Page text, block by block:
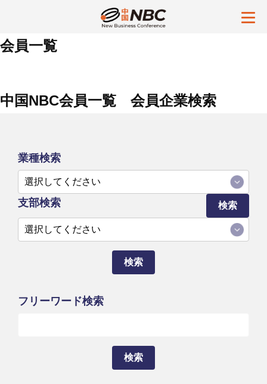
会員一覧
中国NBC会員一覧 会員企業検索
業種検索
支部検索
フリーワード検索